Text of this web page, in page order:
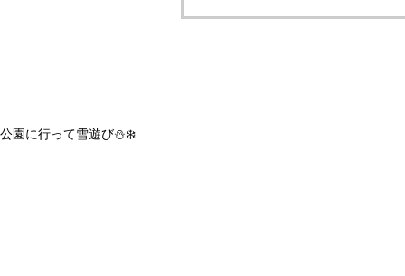
公園に行って雪遊び⛄️❄️